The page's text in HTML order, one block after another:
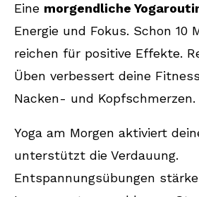
Eine morgendliche
Energie und Fokus. Schon 10
reichen für positive Effekte.
Üben verbessert deine
Nacken- und Kopfschmerzen.
Yoga am Morgen aktiviert
unterstützt die Verdauung.
Entspannungsübungen